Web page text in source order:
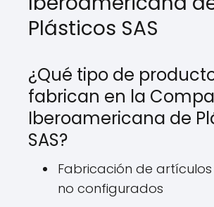
Plásticos SAS
¿Qué tipo de
fabrican en la
Iberoamericana de
SAS?
Fabricación de
no configurados